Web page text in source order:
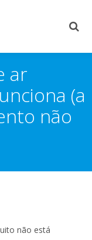
ar
(a
não
não está